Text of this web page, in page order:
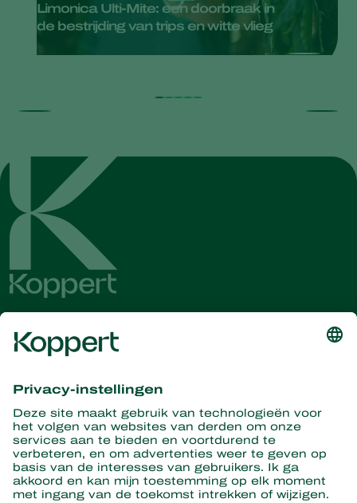
Limonica Ulti-Mite: een doorbraak in
de bestrijding van trips en witte vlieg
Ontvang het laatste nieuws en
informatie
Hier aanmelden
Partners with Nature